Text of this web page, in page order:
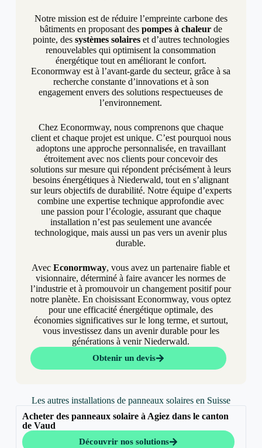
Notre mission est de réduire l’empreinte carbone des
bâtiments en proposant des pompes à chaleurde
pointe, des systèmes solaireset d’autres technologies
renouvelables qui optimisent la consommation
énergétique tout en améliorant le confort.
Econormway est à l’avant-garde du secteur, grâce à sa
recherche constante d’innovations et à son
engagement envers des solutions respectueuses de
l’environnement.
Chez Econormway, nous comprenons que chaque
client et chaque projet est unique. C’est pourquoi nous
adoptons une approche personnalisée, en travaillant
étroitement avec nos clients pour concevoir des
solutions sur mesure qui répondent précisément à leurs
besoins énergétiques à Niederwald, tout en s’alignant
sur leurs objectifs de durabilité. Notre équipe d’experts
combine une expertise technique approfondie avec
une passion pour l’écologie, assurant que chaque
installation n’est pas seulement une avancée
technologique, mais aussi un pas vers un avenir plus
durable.
AvecEconormway, vous avez un partenaire fiable et
visionnaire, déterminé à faire avancer les normes de
l’industrie et à promouvoir un changement positif pour
notre planète. En choisissant Econormway, vous optez
pour une efficacité énergétique optimale, des
économies significatives sur le long terme, et surtout,
vous investissez dans un avenir durable pour les
générations à venir Niederwald.
Obtenir un devis
Les autres installations de panneaux solaires en Suisse
Acheter des panneaux solaire à Agiez dans le canton
de Vaud
Découvrir nos solutions